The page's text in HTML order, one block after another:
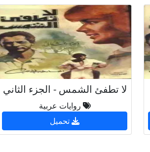
لا تطفئ الشمس - الجزء الثاني
روايات عربية
تحميل